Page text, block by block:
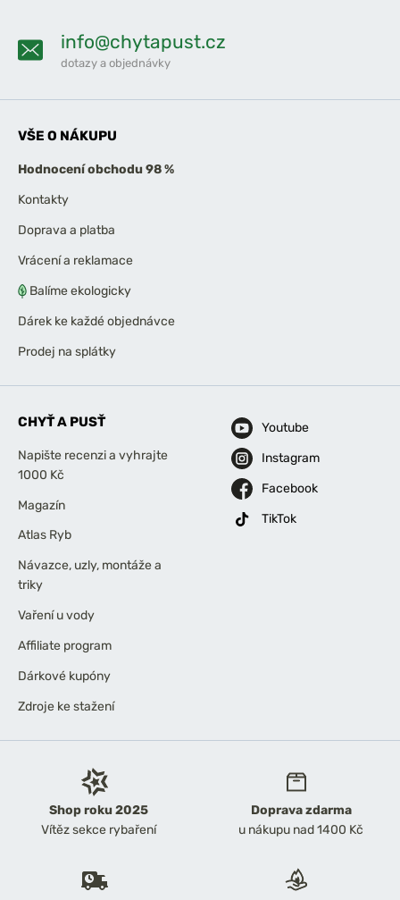
Shop roku 2025
Vítěz sekce rybaření
Doprava zdarma
u nákupu nad 1400 Kč
info@chytapust.cz
dotazy a objednávky
VŠE O NÁKUPU
Hodnocení obchodu 98 %
Kontakty
Doprava a platba
Vrácení a reklamace
Balíme ekologicky
Dárek ke každé objednávce
Prodej na splátky
CHYŤ A PUSŤ
Napište recenzi a vyhrajte
1000 Kč
Magazín
Atlas Ryb
Návazce, uzly, montáže a
triky
Vaření u vody
Affiliate program
Dárkové kupóny
Zdroje ke stažení
Youtube
Instagram
Facebook
TikTok